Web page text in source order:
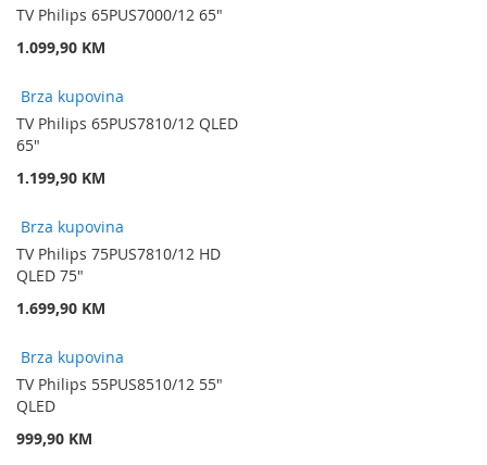
TV Philips 65PUS7000/12 65"
1.099,90 KM
Brza kupovina
TV Philips 65PUS7810/12 QLED
65"
1.199,90 KM
Brza kupovina
TV Philips 75PUS7810/12 HD
QLED 75"
1.699,90 KM
Brza kupovina
TV Philips 55PUS8510/12 55"
QLED
999,90 KM